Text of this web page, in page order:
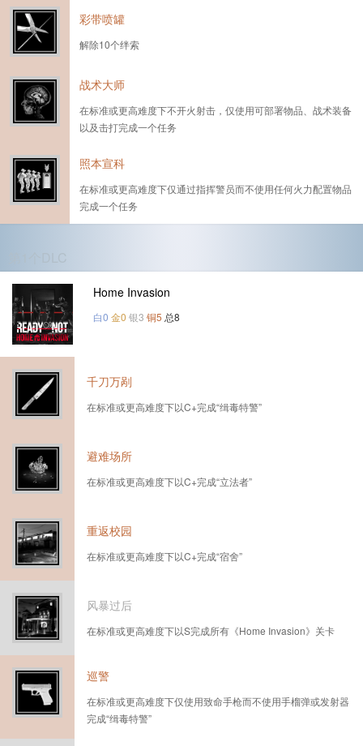
彩带喷罐
解除10个绊索
战术大师
在标准或更高难度下不开火射击，仅使用可部署物品、战术装备
以及击打完成一个任务
照本宣科
在标准或更高难度下仅通过指挥警员而不使用任何火力配置物品
完成一个任务
Home Invasion
白0 金0 银3 铜5 总8
千刀万剐
在标准或更高难度下以C+完成“缉毒特警”
避难场所
在标准或更高难度下以C+完成“立法者”
重返校园
在标准或更高难度下以C+完成“宿舍”
风暴过后
在标准或更高难度下以S完成所有《Home Invasion》关卡
巡警
在标准或更高难度下仅使用致命手枪而不使用手榴弹或发射器
完成“缉毒特警”